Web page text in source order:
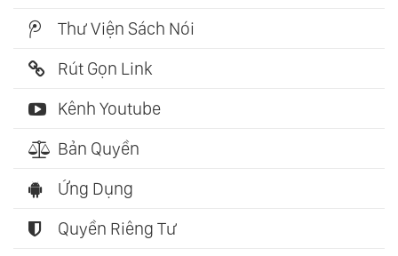
Thư Viện Sách Nói
Rút Gọn Link
Kênh Youtube
Bản Quyền
Ứng Dụng
Quyền Riêng Tư